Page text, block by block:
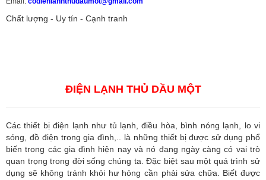
Chất lượng - Uy tín - Cạnh tranh
ĐIỆN LẠNH THỦ DẦU MỘT
Các thiết bị điện lạnh như tủ lạnh, điều hòa, bình nóng lạnh, lo vi
sóng, đồ điện trong gia đình,.. là những thiết bị được sử dụng phổ
biến trong các gia đình hiện nay và nó đang ngày càng có vai trò
quan trọng trong đời sống chúng ta. Đặc biệt sau một quá trình sử
dụng sẽ không tránh khỏi hư hỏng cần phải sửa chữa. Biết được